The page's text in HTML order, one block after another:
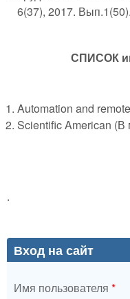
6(37), 2017. Вып.1(50).
СПИСОК
Automation and
Scientific American
.
Вход на сайт
Имя пользователя *